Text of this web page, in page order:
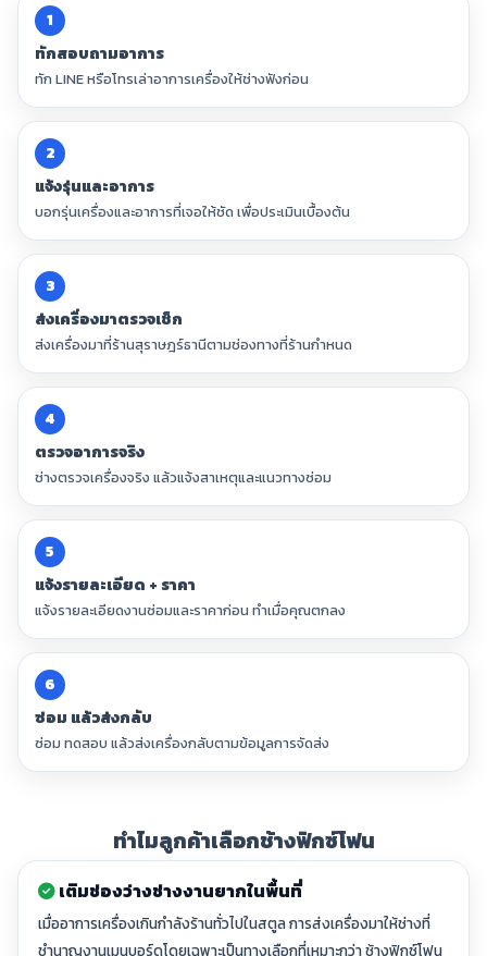
1
ทักสอบถามอาการ
ทัก LINE หรือโทรเล่าอาการเครื่องให้ช่างฟังก่อน
2
แจ้งรุ่นและอาการ
บอกรุ่นเครื่องและอาการที่เจอให้ชัด เพื่อประเมินเบื้องต้น
3
ส่งเครื่องมาตรวจเช็ก
ส่งเครื่องมาที่ร้านสุราษฎร์ธานีตามช่องทางที่ร้านกำหนด
4
ตรวจอาการจริง
ช่างตรวจเครื่องจริง แล้วแจ้งสาเหตุและแนวทางซ่อม
5
แจ้งรายละเอียด + ราคา
แจ้งรายละเอียดงานซ่อมและราคาก่อน ทำเมื่อคุณตกลง
6
ซ่อม แล้วส่งกลับ
ซ่อม ทดสอบ แล้วส่งเครื่องกลับตามข้อมูลการจัดส่ง
ทำไมลูกค้าเลือกช้างฟิกซ์โฟน
เติมช่องว่างช่างงานยากในพื้นที่
เมื่ออาการเครื่องเกินกำลังร้านทั่วไปในสตูล การส่งเครื่องมาให้ช่างที่
ชำนาญงานเมนบอร์ดโดยเฉพาะเป็นทางเลือกที่เหมาะกว่า ช้างฟิกซ์โฟน